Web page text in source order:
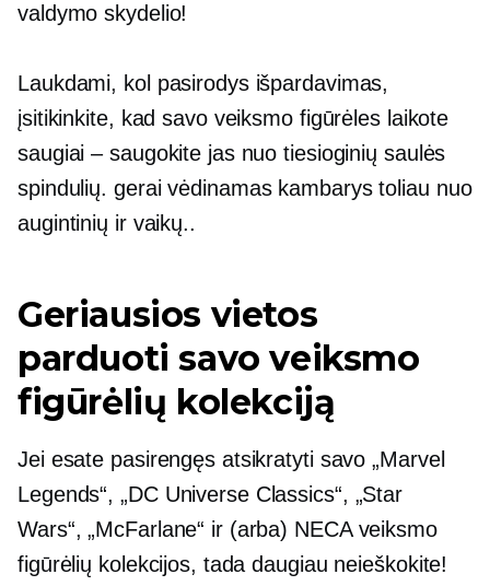
valdymo skydelio!
Laukdami, kol pasirodys išpardavimas,
įsitikinkite, kad savo veiksmo figūrėles laikote
saugiai – saugokite jas nuo tiesioginių saulės
spindulių. gerai vėdinamaskambarys toliau nuo
augintinių ir vaikų..
Geriausios vietos
parduoti savo veiksmo
figūrėlių kolekciją
Jei esate pasirengęs atsikratyti savo „Marvel
Legends“, „DC Universe Classics“, „Star
Wars“, „McFarlane“ ir (arba) NECA veiksmo
figūrėlių kolekcijos, tada daugiau neieškokite!